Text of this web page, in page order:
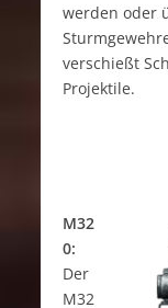
werden oder
verschießt
Projektile.
M32
0:
Der
M32